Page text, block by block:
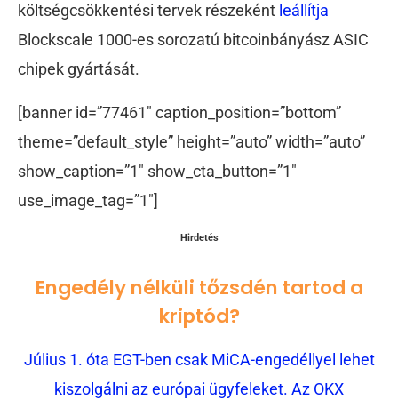
költségcsökkentési tervek részeként leállítja
Blockscale 1000-es sorozatú bitcoinbányász ASIC
chipek gyártását.
[banner id=”77461″ caption_position=”bottom”
theme=”default_style” height=”auto” width=”auto”
show_caption=”1″ show_cta_button=”1″
use_image_tag=”1″]
Hirdetés
Engedély nélküli tőzsdén tartod a
kriptód?
Július 1. óta EGT-ben csak MiCA-engedéllyel lehet
kiszolgálni az európai ügyfeleket. Az OKX